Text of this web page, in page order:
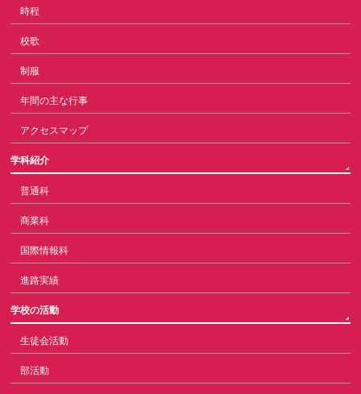
時程
校歌
制服
年間の主な行事
アクセスマップ
学科紹介
普通科
商業科
国際情報科
進路実績
学校の活動
生徒会活動
部活動